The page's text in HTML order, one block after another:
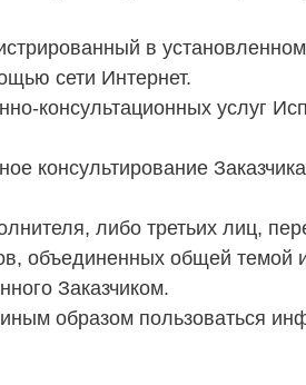
в
сети Интернет.
консультационных услуг
консультирование
либо третьих лиц,
объединенных общей
Заказчиком.
образом пользоваться